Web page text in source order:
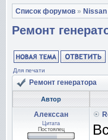
Список форумов »
Ремонт
Для печати
Ремонт генератора
Автор
Алекссан
Цитата
Постоялец